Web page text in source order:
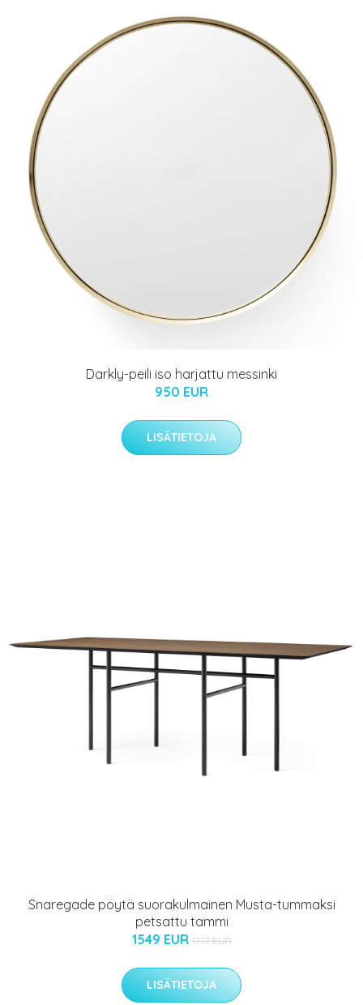
Darkly-peili iso harjattu messinki
950 EUR
LISÄTIETOJA
Snaregade pöytä suorakulmainen Musta-tummaksi
petsattu tammi
1549 EUR 1777 EUR
LISÄTIETOJA